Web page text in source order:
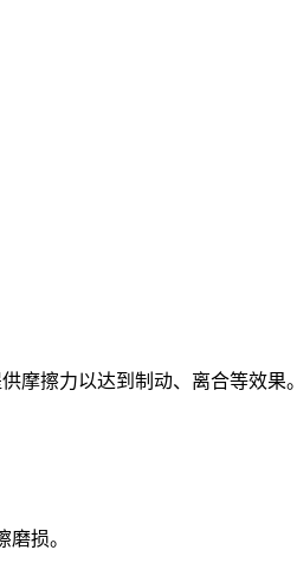
擦力以达到制动、离合等效果。
损。